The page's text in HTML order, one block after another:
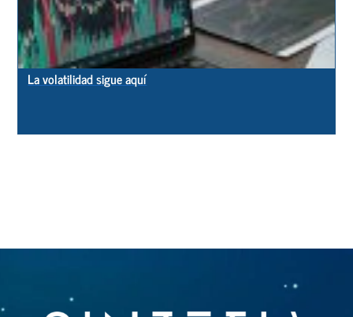
La volatilidad sigue aquí